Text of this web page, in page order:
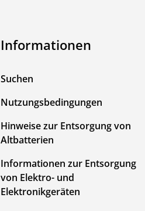
Informationen
Suchen
Nutzungsbedingungen
Hinweise zur Entsorgung von
Altbatterien
Informationen zur Entsorgung
von Elektro- und
Elektronikgeräten